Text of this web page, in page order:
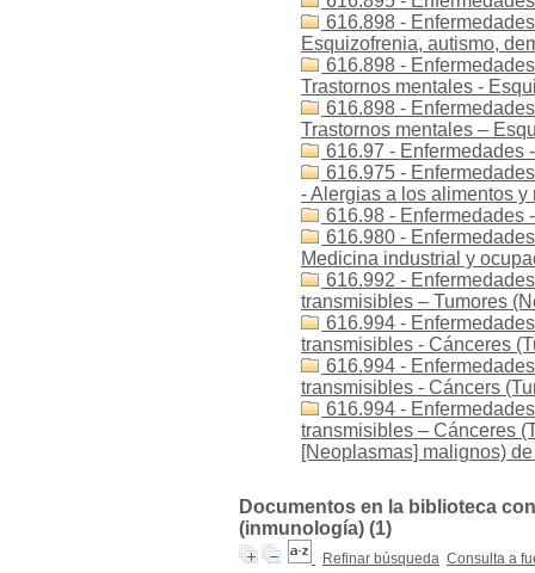
616.898 -
Esquizofrenia, autismo,
616.898 -
Trastornos mentales -
616.898 -
Trastornos mentales –
616.97 - Enfermedades
616.975 -
- Alergias a los alimentos y
616.98 - Enfermedades
616.980 -
Medicina industrial y
616.992 -
transmisibles – Tumores
616.994 -
transmisibles - Cánceres
616.994 -
transmisibles - Cáncers
616.994 -
transmisibles – Cánceres
[Neoplasmas] malignos)
Documentos en la biblioteca
(inmunología) (1)
Refinar búsqueda Consulta a